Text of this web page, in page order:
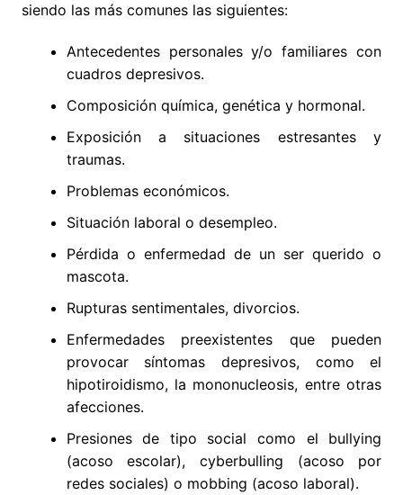
siendo las más comunes las siguientes:
Antecedentes personales y/o familiares con
cuadros depresivos.
Composición química, genética y hormonal.
Exposición a situaciones estresantes y
traumas.
Problemas económicos.
Situación laboral o desempleo.
Pérdida o enfermedad de un ser querido o
mascota.
Rupturas sentimentales, divorcios.
Enfermedades preexistentes que pueden
provocar síntomas depresivos, como el
hipotiroidismo, la mononucleosis, entre otras
afecciones.
Presiones de tipo social como el bullying
(acoso escolar), cyberbulling (acoso por
redes sociales) o mobbing (acoso laboral).